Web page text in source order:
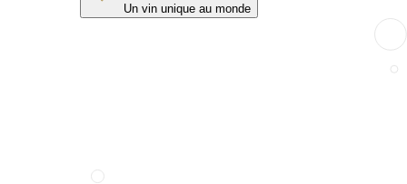
Un vin unique au monde